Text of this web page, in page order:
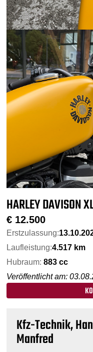
HARLEY DAVISON
€ 12.500
Erstzulassung:
Laufleistung:4.517 km
Hubraum: 883 cc
Veröffentlicht am:
Kfz-Technik,
Manfred